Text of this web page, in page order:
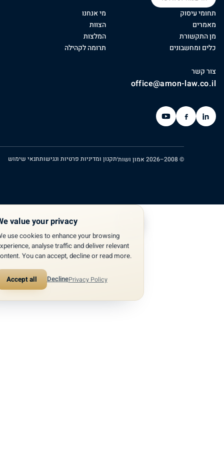
תרומה לקהילה
תקנון ומדיניות פרטיות ונגישות תנאי שימוש
We value your privacy
We use cookies to enhance your browsing
experience, analyse traffic and deliver relevant
content. You can accept, decline or read more.
Accept all Decline